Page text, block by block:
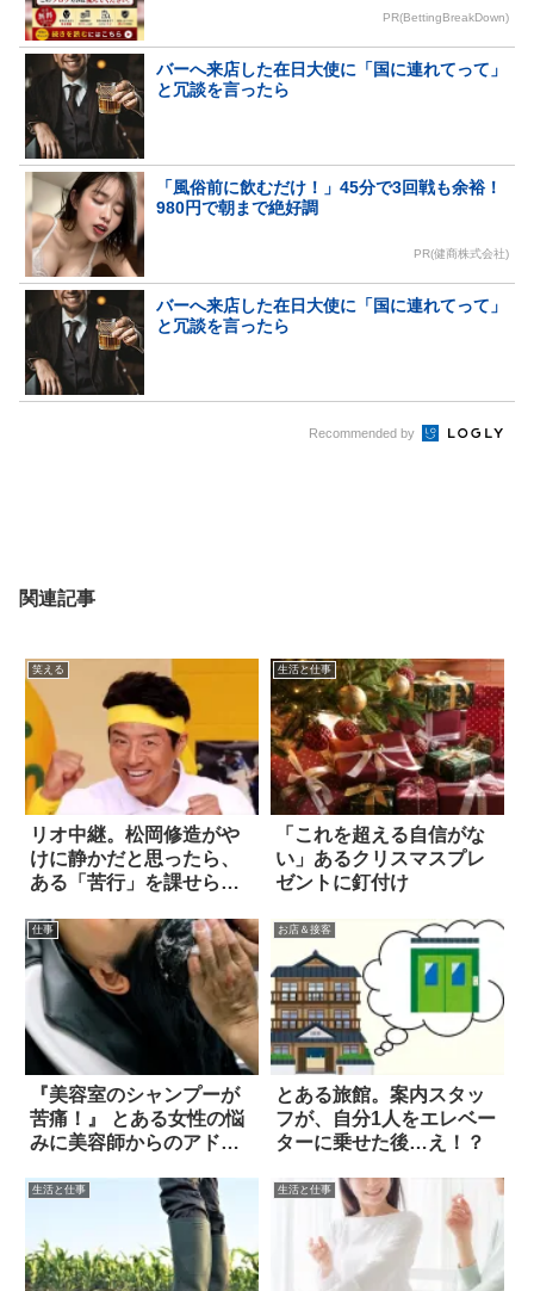
PR(BettingBreakDown)
バーへ来店した在日大使に「国に連れてって」
と冗談を言ったら
「風俗前に飲むだけ！」45分で3回戦も余裕！
980円で朝まで絶好調
PR(健商株式会社)
バーへ来店した在日大使に「国に連れてって」
と冗談を言ったら
Recommended by
関連記事
笑える
リオ中継。松岡修造がや
けに静かだと思ったら、
ある「苦行」を課せられ
生活と仕事
「これを超える自信がな
い」あるクリスマスプレ
ゼントに釘付け
仕事
『美容室のシャンプーが
苦痛！』 とある女性の悩
みに美容師からのアドバ
お店＆接客
とある旅館。案内スタッ
フが、自分1人をエレベー
ターに乗せた後…え！？
生活と仕事 生活と仕事